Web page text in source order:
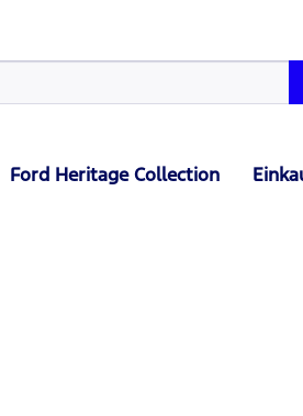
Ford Heritage Collection